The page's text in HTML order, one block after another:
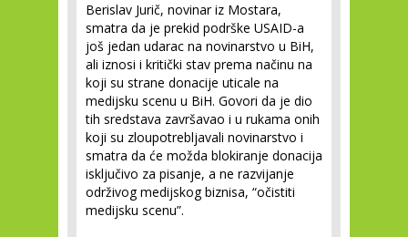
Berislav Jurič, novinar iz Mostara,
smatra da je prekid podrške USAID-a
još jedan udarac na novinarstvo u BiH,
ali iznosi i kritički stav prema načinu na
koji su strane donacije uticale na
medijsku scenu u BiH. Govori da je dio
tih sredstava završavao i u rukama onih
koji su zloupotrebljavali novinarstvo i
smatra da će možda blokiranje donacija
isključivo za pisanje, a ne razvijanje
održivog medijskog biznisa, “očistiti
medijsku scenu”.